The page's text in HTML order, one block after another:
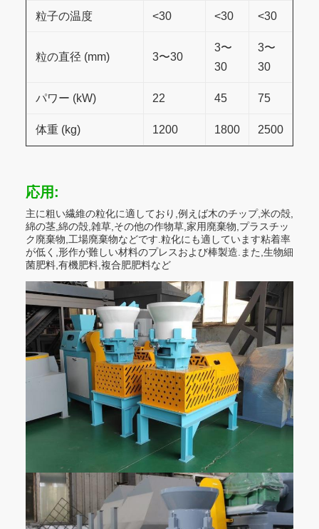
粒子の温度 <30 <30 <30
粒の直径 (mm) 3〜30
3〜
30
3〜
30
パワー (kW) 22 45 75
体重 (kg) 1200 1800 2500
応用:
主に粗い繊維の粒化に適しており,例えば木のチップ,米の殻,
綿の茎,綿の殻,雑草,その他の作物草,家用廃棄物,プラスチッ
ク廃棄物,工場廃棄物などです.粒化にも適しています粘着率
が低く,形作が難しい材料のプレスおよび棒製造.また,生物細
菌肥料,有機肥料,複合肥肥料など